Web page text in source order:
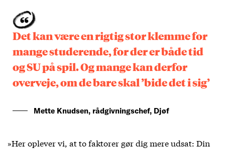
Det kan være en rigtig stor klemme for
mange studerende, for der er både tid
og SU på spil. Og mange kan derfor
overveje, om de bare skal ’bide det i sig’
Mette Knudsen, rådgivningschef, Djøf
»Her oplever vi, at to faktorer gør dig mere udsat: Din